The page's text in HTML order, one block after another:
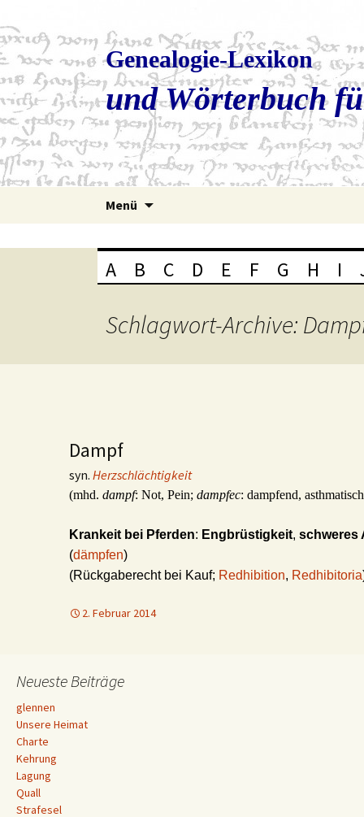
Genealogie-Lexikon
und Wörterbuch
Menü
A B C D E F G H I
Schlagwort-Archive:
Dampf
syn. Herzschlächtigkeit
(mhd. dampf: Not, Pein; dampfec: dampfend,
Krankeit bei Pferden: Engbrüstigkeit, schweres
(dämpfen)
(Rückgaberecht bei Kauf; Redhibition, Redhibitoria
2. Februar 2014
Neueste Beiträge
glennen
Unsere Heimat
Charte
Kehrung
Lagung
Quall
Strafesel